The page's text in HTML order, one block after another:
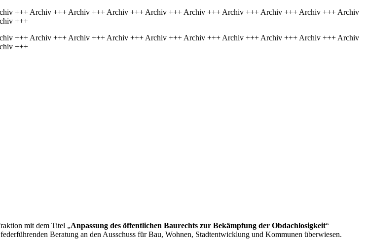
+++ Archiv +++ Archiv +++ Archiv +++ Archiv +++ Archiv +++ Archiv +++ Archiv +++ Archiv +++ Archiv
+++
+++ Archiv +++ Archiv +++ Archiv +++ Archiv +++ Archiv +++ Archiv +++ Archiv +++ Archiv +++ Archiv
+++
mit dem Titel „Anpassung des öffentlichen Baurechts zur Bekämpfung der Obdachlosigkeit“
Beratung an den Ausschuss für Bau, Wohnen, Stadtentwicklung und Kommunen überwiesen.